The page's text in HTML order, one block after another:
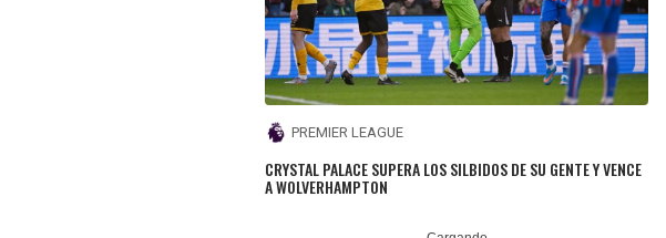
PREMIER LEAGUE
CRYSTAL PALACE SUPERA LOS SILBIDOS DE SU GENTE Y VENCE
A WOLVERHAMPTON